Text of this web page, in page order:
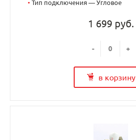
• Тип подключения — Угловое
1 699 руб.
- +
в корзину